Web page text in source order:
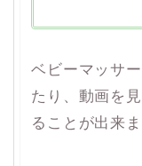
ベビーマッサ
たり、動画を
ることが出来ま